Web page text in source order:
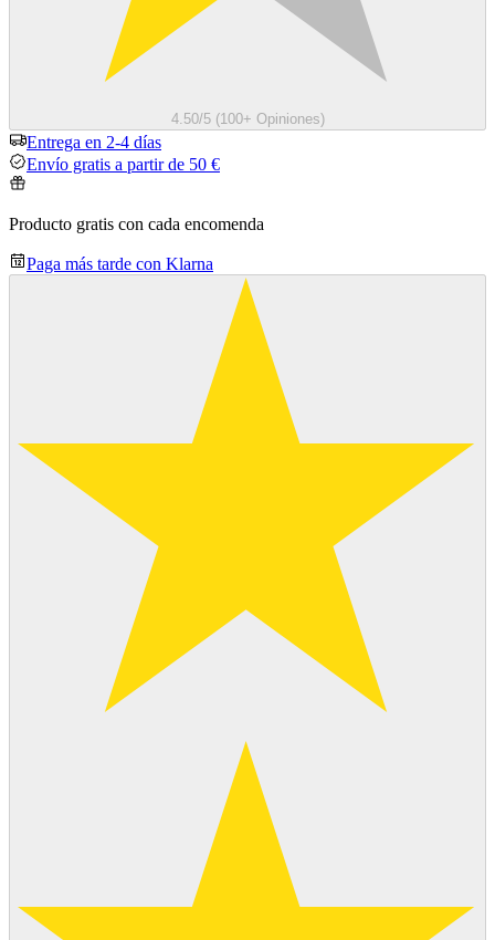
4.50/5 (100+ Opiniones)
Entrega en 2-4 días
Envío gratis a partir de 50 €
Producto gratis con cada encomenda
Paga más tarde con Klarna